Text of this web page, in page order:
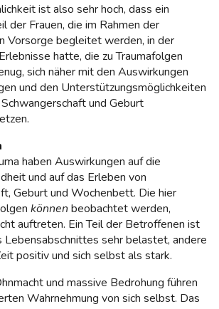
ist also sehr hoch, dass ein
der Frauen, die im Rahmen der
Vorsorge begleitet werden, in der
hatte, die zu Traumafolgen
sich näher mit den Auswirkungen
und den Unterstützungsmöglichkeiten
und Geburt
haben Auswirkungen auf die
und auf das Erleben von
Geburt und Wochenbett. Die hier
können beobachtet werden,
auftreten. Ein Teil der Betroffenen ist
Lebensabschnittes sehr belastet, andere
positiv und sich selbst als stark.
und massive Bedrohung führen
Wahrnehmung von sich selbst. Das